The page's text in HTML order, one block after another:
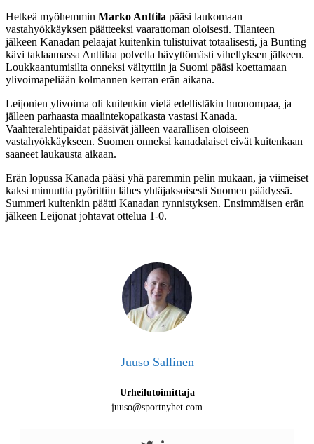
Hetkeä myöhemmin Marko Anttila pääsi laukomaan
vastahyökkäyksen päätteeksi vaarattoman oloisesti. Tilanteen
jälkeen Kanadan pelaajat kuitenkin tulistuivat totaalisesti, ja Bunting
kävi taklaamassa Anttilaa polvella hävyttömästi vihellyksen jälkeen.
Loukkaantumisilta onneksi vältyttiin ja Suomi pääsi koettamaan
ylivoimapeliään kolmannen kerran erän aikana.
Leijonien ylivoima oli kuitenkin vielä edellistäkin huonompaa, ja
jälleen parhaasta maalintekopaikasta vastasi Kanada.
Vaahteralehtipaidat pääsivät jälleen vaarallisen oloiseen
vastahyökkäykseen. Suomen onneksi kanadalaiset eivät kuitenkaan
saaneet laukausta aikaan.
Erän lopussa Kanada pääsi yhä paremmin pelin mukaan, ja viimeiset
kaksi minuuttia pyörittiin lähes yhtäjaksoisesti Suomen päädyssä.
Summeri kuitenkin päätti Kanadan rynnistyksen. Ensimmäisen erän
jälkeen Leijonat johtavat ottelua 1-0.
Juuso Sallinen
Urheilutoimittaja
juuso@sportnyhet.com